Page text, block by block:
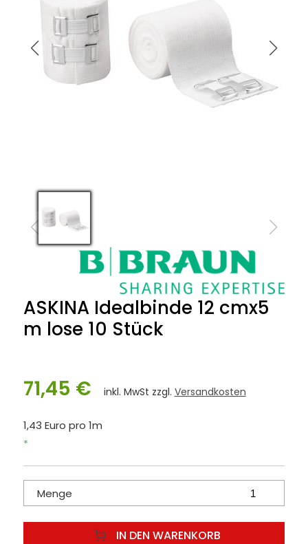
ASKINA Idealbinde 12 cmx5
m lose 10 Stück
71,45 € inkl. MwSt zzgl. Versandkosten
1,43 Euro pro 1m
*
Menge
IN DEN WARENKORB